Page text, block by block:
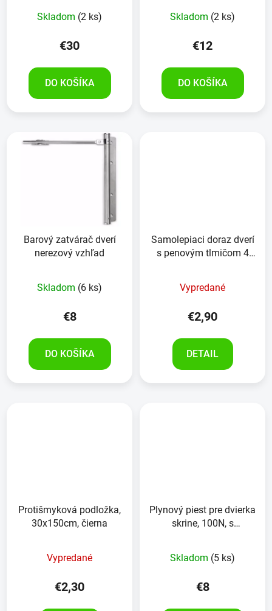
Skladom (2 ks)
€30
DO KOŠÍKA
Skladom (2 ks)
€12
DO KOŠÍKA
Barový zatvárač dverí
nerezový vzhľad
Skladom (6 ks)
€8
DO KOŠÍKA
Samolepiaci doraz dverí
s penovým tlmičom 4
Vypredané
€2,90
DETAIL
Protišmyková podložka,
30x150cm, čierna
Vypredané
€2,30
Plynový piest pre dvierka
skrine, 100N, s
Skladom (5 ks)
€8